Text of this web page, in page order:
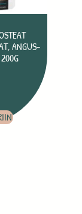
ANGUS-